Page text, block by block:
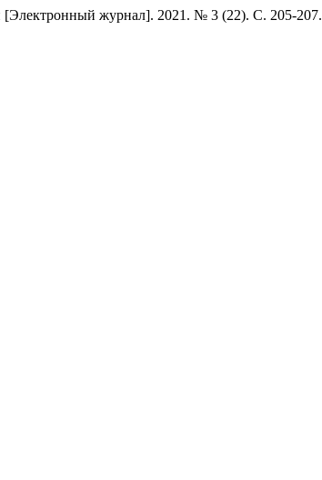
журнал]. 2021. № 3 (22). С. 205-207.